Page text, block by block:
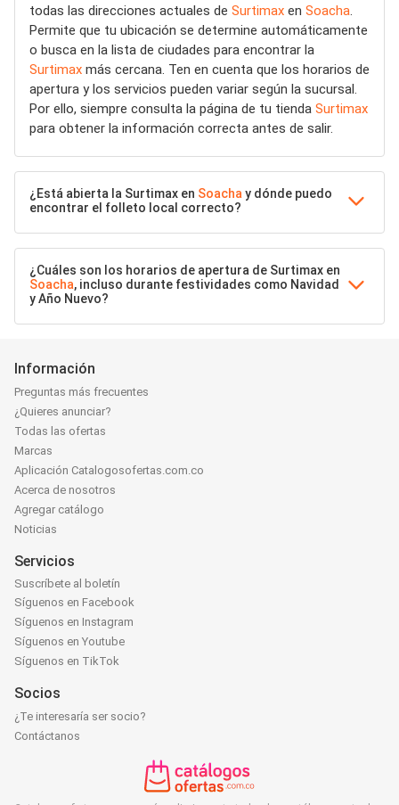
todas las direcciones actuales de Surtimax en Soacha.
Permite que tu ubicación se determine automáticamente
o busca en la lista de ciudades para encontrar la
Surtimax más cercana. Ten en cuenta que los horarios de
apertura y los servicios pueden variar según la sucursal.
Por ello, siempre consulta la página de tu tienda Surtimax
para obtener la información correcta antes de salir.
¿Está abierta la Surtimax en Soacha y dónde puedo
encontrar el folleto local correcto?
¿Cuáles son los horarios de apertura de Surtimax en
Soacha, incluso durante festividades como Navidad
y Año Nuevo?
Información
Preguntas más frecuentes
¿Quieres anunciar?
Todas las ofertas
Marcas
Aplicación Catalogosofertas.com.co
Acerca de nosotros
Agregar catálogo
Noticias
Servicios
Suscríbete al boletín
Síguenos en Facebook
Síguenos en Instagram
Síguenos en Youtube
Síguenos en TikTok
Socios
¿Te interesaría ser socio?
Contáctanos